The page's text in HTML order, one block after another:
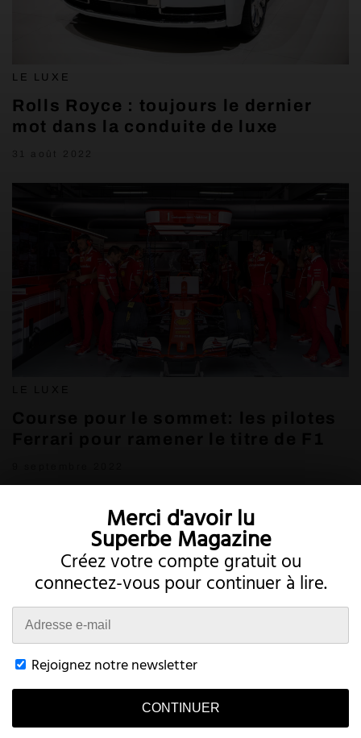
LE LUXE
Rolls Royce : toujours le dernier
mot dans la conduite de luxe
31 août 2022
Merci d'avoir lu
Superbe Magazine
Créez votre compte gratuit ou
connectez-vous pour continuer à lire.
Rejoignez notre newsletter
CONTINUER
Twitter Instagram